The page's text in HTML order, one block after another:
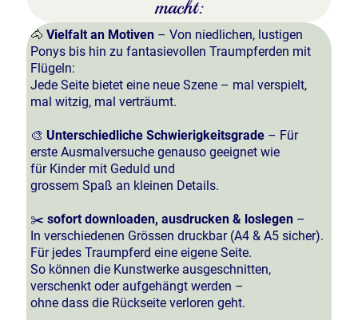
macht:
🐴 Vielfalt an Motiven – Von niedlichen, lustigen
Ponys bis hin zu fantasievollen Traumpferden mit
Flügeln:
Jede Seite bietet eine neue Szene – mal verspielt,
mal witzig, mal verträumt.
🎨 Unterschiedliche Schwierigkeitsgrade – Für
erste Ausmalversuche genauso geeignet wie
für Kinder mit Geduld und
grossem Spaß an kleinen Details.
✂️ sofort downloaden, ausdrucken & loslegen –
In verschiedenen Grössen druckbar (A4 & A5 sicher).
Für jedes Traumpferd eine eigene Seite.
So können die Kunstwerke ausgeschnitten,
verschenkt oder aufgehängt werden –
ohne dass die Rückseite verloren geht.